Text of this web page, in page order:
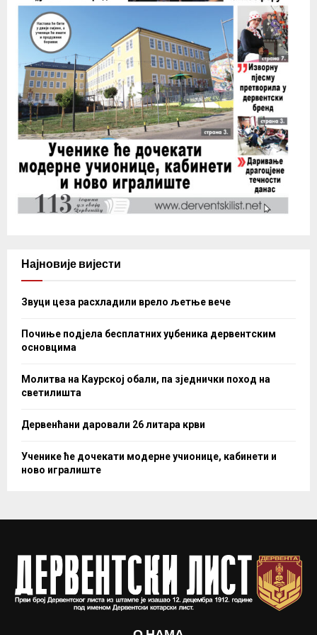
Најновије вијести
Звуци цеза расхладили врело љетње вече
Почиње подјела бесплатних уџбеника дервентским
основцима
Молитва на Каурској обали, па зједнички поход на
светилишта
Дервенћани даровали 26 литара крви
Ученике ће дочекати модерне учионице, кабинети и
ново игралиште